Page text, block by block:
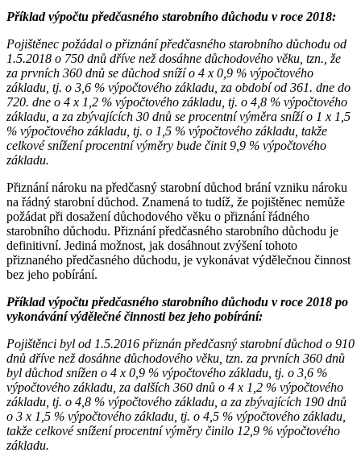
Příklad výpočtu předčasného starobního důchodu v roce 2018:
Pojištěnec požádal o přiznání předčasného starobního důchodu od
1.5.2018 o 750 dnů dříve než dosáhne důchodového věku, tzn., že
za prvních 360 dnů se důchod sníží o 4 x 0,9 % výpočtového
základu, tj. o 3,6 % výpočtového základu, za období od 361. dne do
720. dne o 4 x 1,2 % výpočtového základu, tj. o 4,8 % výpočtového
základu, a za zbývajících 30 dnů se procentní výměra sníží o 1 x 1,5
% výpočtového základu, tj. o 1,5 % výpočtového základu, takže
celkové snížení procentní výměry bude činit 9,9 % výpočtového
základu.
Přiznání nároku na předčasný starobní důchod brání vzniku nároku
na řádný starobní důchod. Znamená to tudíž, že pojištěnec nemůže
požádat při dosažení důchodového věku o přiznání řádného
starobního důchodu. Přiznání předčasného starobního důchodu je
definitivní. Jediná možnost, jak dosáhnout zvýšení tohoto
přiznaného předčasného důchodu, je vykonávat výdělečnou činnost
bez jeho pobírání.
Příklad výpočtu předčasného starobního důchodu v roce 2018 po
vykonávání výdělečné činnosti bez jeho pobírání:
Pojištěnci byl od 1.5.2016 přiznán předčasný starobní důchod o 910
dnů dříve než dosáhne důchodového věku, tzn. za prvních 360 dnů
byl důchod snížen o 4 x 0,9 % výpočtového základu, tj. o 3,6 %
výpočtového základu, za dalších 360 dnů o 4 x 1,2 % výpočtového
základu, tj. o 4,8 % výpočtového základu, a za zbývajících 190 dnů
o 3 x 1,5 % výpočtového základu, tj. o 4,5 % výpočtového základu,
takže celkové snížení procentní výměry činilo 12,9 % výpočtového
základu.